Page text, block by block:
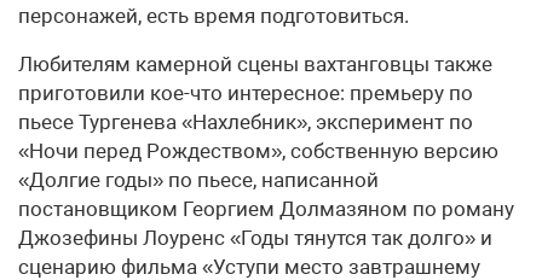
персонажей, есть время подготовиться.
Любителям камерной сцены вахтанговцы также
приготовили кое-что интересное: премьеру по
пьесе Тургенева «Нахлебник», эксперимент по
«Ночи перед Рождеством», собственную версию
«Долгие годы» по пьесе, написанной
постановщиком Георгием Долмазяном по роману
Джозефины Лоуренс «Годы тянутся так долго» и
сценарию фильма «Уступи место завтрашнему